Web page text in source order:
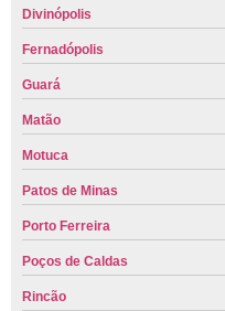
Divinópolis
Fernadópolis
Guará
Matão
Motuca
Patos de Minas
Porto Ferreira
Poços de Caldas
Rincão